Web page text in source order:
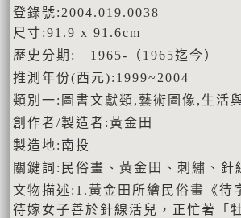
登錄號:2004.019.0038
尺寸:91.9 x 91.6cm
歷史分期: 1965-（1965迄今）
推測年份(西元):1999~2004
類別一:圖書文獻類,藝術圖像,生活
創作者/製造者:黃金田
製造地:南投
關鍵詞:民俗畫、黃金田、刺繡、針
文物描述:1.黃金田所繪民俗畫《待
待嫁女子善於針線活兒，正忙著「